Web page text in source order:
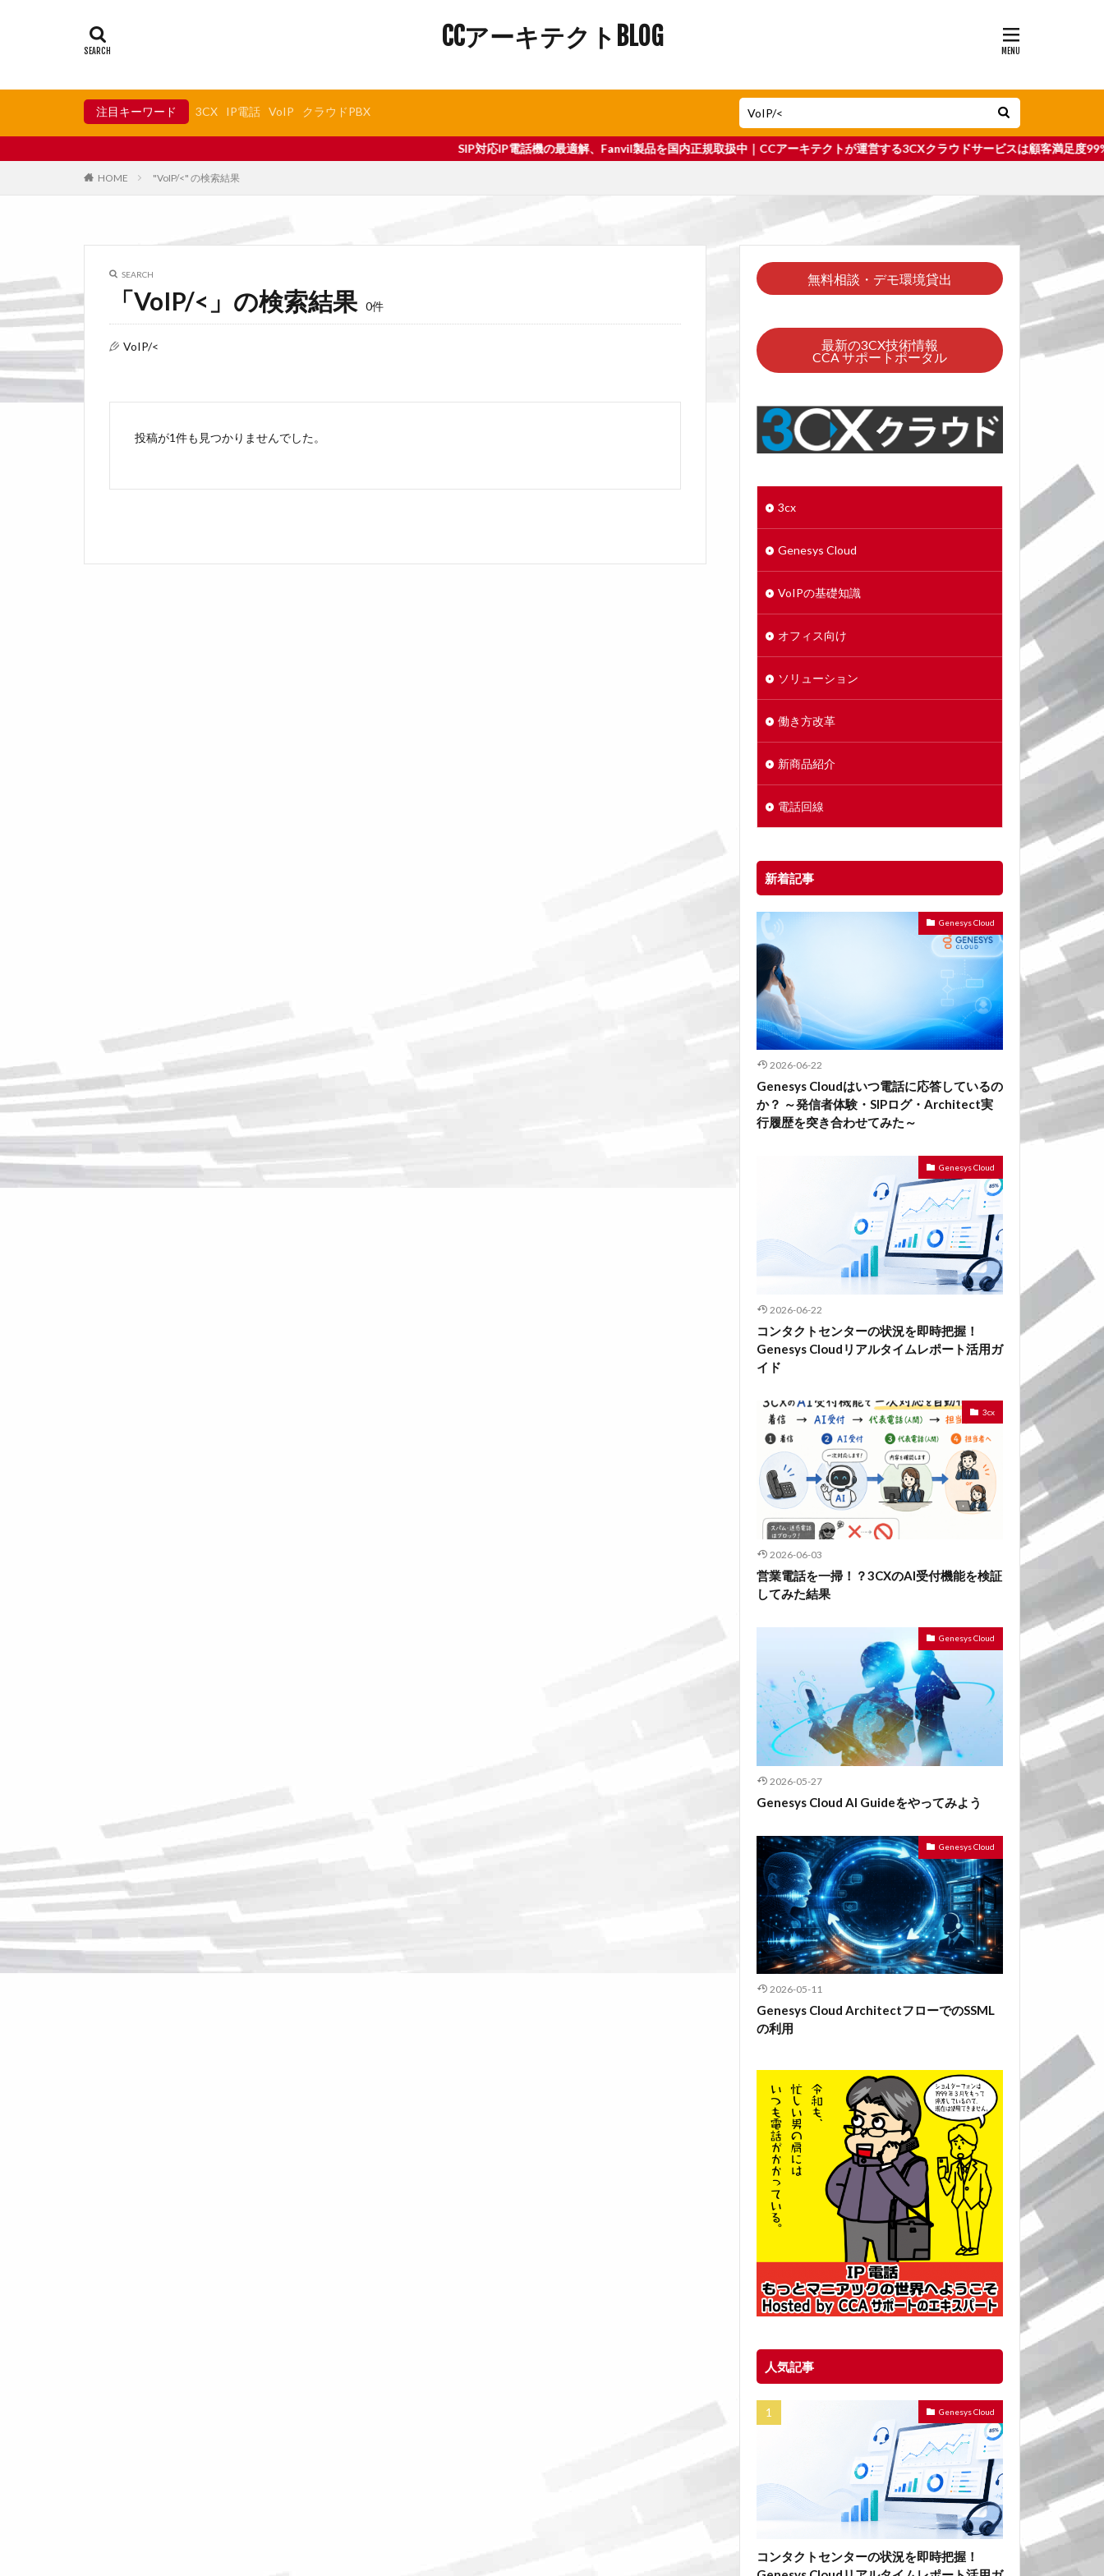
CCアーキテクトBLOG
注目キーワード 3CX IP電話 VoIP クラウドPBX
SIP対応IP電話機の最適解、Fanvil製品を国内正規取扱中｜CCアーキテクトが運営する3CXクラウドサービスは顧客満足度99%以上｜最新のユニ
HOME "VoIP/<" の検索結果
SEARCH
「VoIP/<」の検索結果 0件
VoIP/<
投稿が1件も見つかりませんでした。
無料相談・デモ環境貸出
最新の3CX技術情報
CCA サポートポータル
3cx
Genesys Cloud
VoIPの基礎知識
オフィス向け
ソリューション
働き方改革
新商品紹介
電話回線
新着記事
Genesys Cloud
2026-06-22
Genesys Cloudはいつ電話に応答しているの
か？ ～発信者体験・SIPログ・Architect実
行履歴を突き合わせてみた～
Genesys Cloud
2026-06-22
コンタクトセンターの状況を即時把握！
Genesys Cloudリアルタイムレポート活用ガ
イド
3cx
2026-06-03
営業電話を一掃！？3CXのAI受付機能を検証
してみた結果
Genesys Cloud
2026-05-27
Genesys Cloud AI Guideをやってみよう
Genesys Cloud
2026-05-11
Genesys Cloud ArchitectフローでのSSML
の利用
人気記事
Genesys Cloud
コンタクトセンターの状況を即時把握！